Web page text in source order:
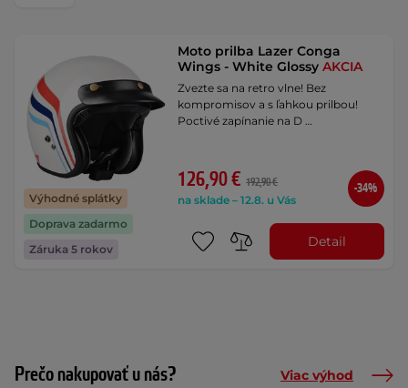
Výhodné splátky
Doprava zadarmo
Záruka 5 rokov
Moto prilba Lazer Conga
Wings - White GlossyAKCIA
Zvezte sa na retro vlne! Bez
kompromisov a s ľahkou prilbou!
Poctivé zapínanie na D …
126,90 € 192,90 €
na sklade – 12.8. u Vás
-34%
Detail
Prečo nakupovať u nás? Viac výhod